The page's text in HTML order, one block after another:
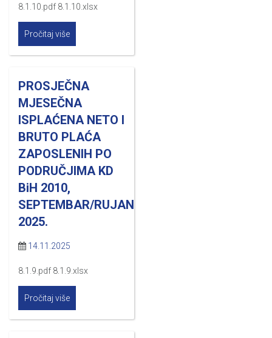
8.1.10.pdf 8.1.10.xlsx
Pročitaj više
PROSJEČNA
MJESEČNA
ISPLAĆENA NETO I
BRUTO PLAĆA
ZAPOSLENIH PO
PODRUČJIMA KD
BiH 2010,
SEPTEMBAR/RUJAN
2025.
14.11.2025
8.1.9.pdf 8.1.9.xlsx
Pročitaj više